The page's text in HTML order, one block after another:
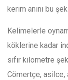
kerim anını bu
Kelimelerle
köklerine kadar
sıfır kilometre
Cömertçe, asilce,